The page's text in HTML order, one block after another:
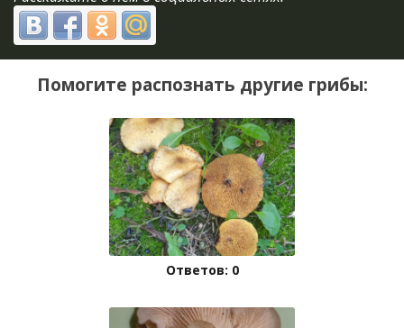
Помогите распознать другие грибы:
Ответов: 0